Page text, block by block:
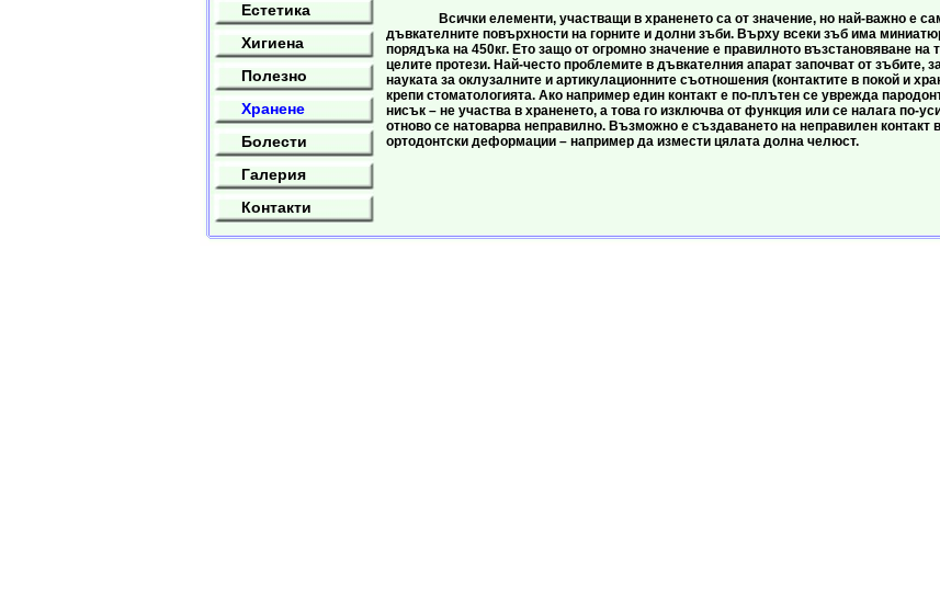
Естетика
Хигиена
Полезно
Хранене
Болести
Галерия
Контакти
Всички елементи, участващи в храненето са от значение, но най-важно е
дъвкателните повърхности на горните и долни зъби. Върху всеки зъб има
порядъка на 450кг. Ето защо от огромно значение е правилното възстановяване
целите протези. Най-често проблемите в дъвкателния апарат започват от зъбите,
науката за оклузалните и артикулационните съотношения (контактите в покой и
крепи стоматологията. Ако например един контакт е по-плътен се уврежда
нисък – не участва в храненето, а това го изключва от функция или се налага по-
отново се натоварва неправилно. Възможно е създаването на неправилен контакт
ортодонтски деформации – например да измести цялата долна челюст.